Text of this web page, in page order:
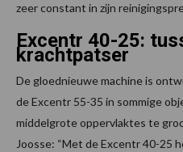
zeer constant in zijn
Excentr 40-25:
krachtpatser
De gloednieuwe machine is
de Excentr 55-35 in sommige
middelgrote oppervlaktes te
Joosse: “Met de Excentr 40-25